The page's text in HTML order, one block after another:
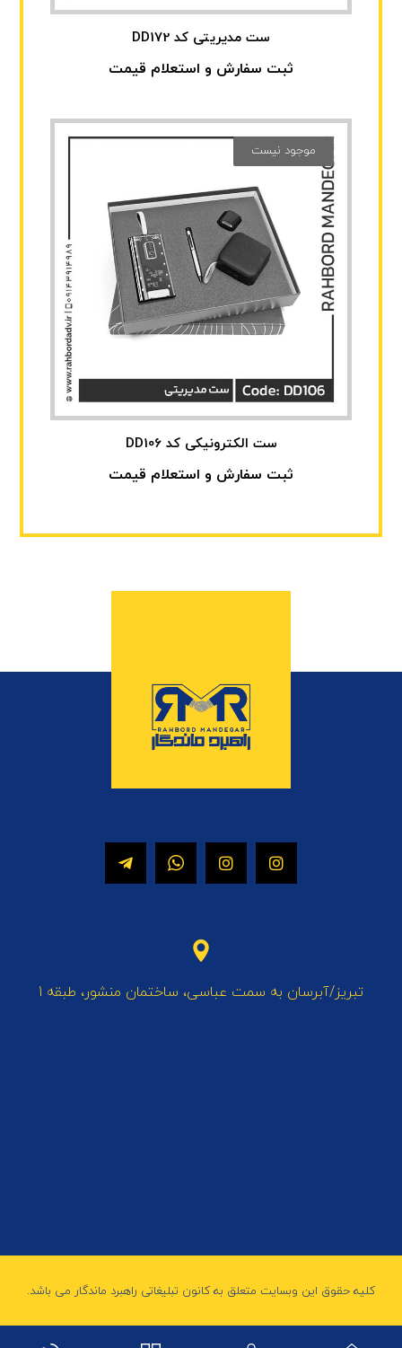
ست مدیریتی کد DD172
ثبت سفارش و استعلام قیمت
ست الکترونیکی کد DD106
ثبت سفارش و استعلام قیمت
موجود نیست
تبریز/آبرسان به سمت عباسی، ساختمان منشور، طبقه 1
کلیه حقوق این وبسایت متعلق به کانون تبلیغاتی راهبرد ماندگار می باشد.